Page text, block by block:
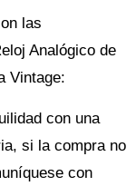
las
Analógico de
Vintage:
con una
si la compra no
con